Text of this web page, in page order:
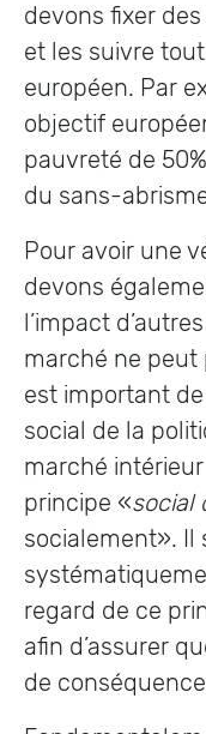
devons fixer
et les suivre
européen. Par
objectif
pauvreté de
du sans-
Pour avoir une
devons
l’impact
marché ne peut
est important
social de la
marché
principe «social
socialement». Il
regard de ce
afin d’assurer
de